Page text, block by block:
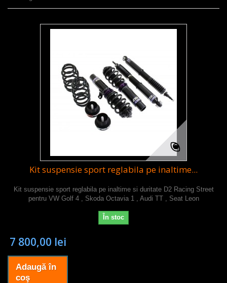
Kit suspensie sport reglabila pe inaltime...
Kit suspensie sport reglabila pe inaltime si duritate D2 Racing Street
pentru VW Golf 4 , Skoda Octavia 1 , Audi TT , Seat Leon
În stoc
7 800,00 lei
Adaugă în
coş